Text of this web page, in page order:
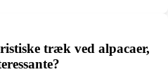
træk ved alpacaer,